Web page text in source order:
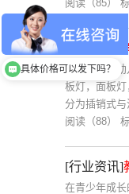
阅读（85）
中小学校及
板灯，面板
分为插销式与
阅读（88）
[行业资讯]
在青少年成
具体价格可以发下吗？